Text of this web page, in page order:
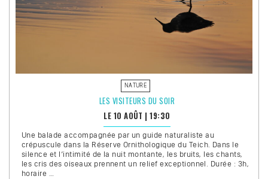
NATURE
LES VISITEURS DU SOIR
LE 10 AOÛT |19:30
Une balade accompagnée par un guide naturaliste au
crépuscule dans la Réserve Ornithologique du Teich. Dans le
silence et l’intimité de la nuit montante, les bruits, les chants,
les cris des oiseaux prennent un relief exceptionnel. Durée : 3h,
horaire …